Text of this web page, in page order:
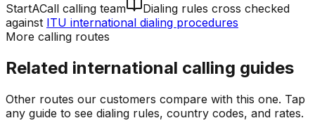
StartACall calling team
Dialing rules cross checked
against ITU international dialing procedures
More calling routes
Related international calling guides
Other routes our customers compare with this one. Tap
any guide to see dialing rules, country codes, and rates.